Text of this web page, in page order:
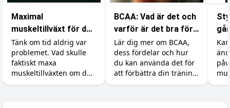
Maximal
muskeltillväxt för den
med obegränsad tid
Tänk om tid aldrig var
problemet. Vad skulle
faktiskt maxa
muskeltillväxten om du
kunde träna, äta och
BCAA: Vad är det och
varför är det bra för
din träning?
Lär dig mer om BCAA,
dess fördelar och hur
du kan använda det för
att förbättra din träning
och återhämtning.